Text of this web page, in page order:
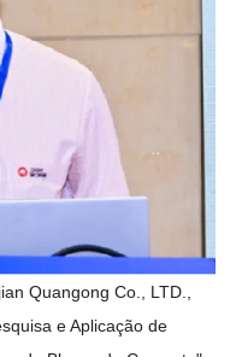
Quangong Co., LTD.,
e Aplicação de